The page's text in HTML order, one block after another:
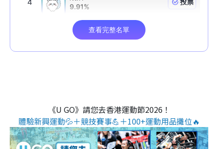
《U GO》請您去香港運動節2026！
體驗新興運動💦＋競技賽事💪＋100+運動用品攤位🔥